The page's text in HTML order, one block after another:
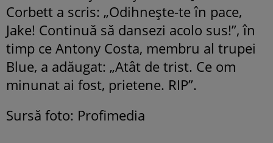
Corbett a scris: „Odihnește-te în pace,
Jake! Continuă să dansezi acolo sus!”, în
timp ce Antony Costa, membru al trupei
Blue, a adăugat: „Atât de trist. Ce om
minunat ai fost, prietene. RIP”.
Sursă foto: Profimedia